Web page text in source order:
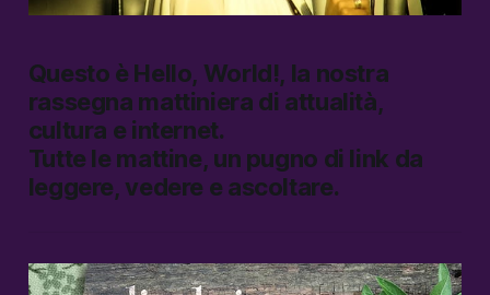
Questo è Hello, World!, la nostra
rassegna mattiniera di attualità,
cultura e internet.
Tutte le mattine, un pugno di link da
leggere, vedere e ascoltare.